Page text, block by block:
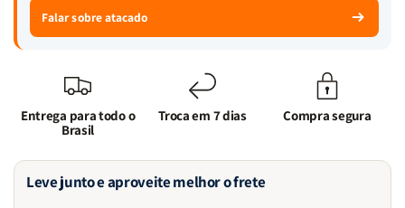
Falar sobre atacado
Entrega para todo o
Brasil
Troca em 7 dias Compra segura
Leve junto e aproveite melhor o frete